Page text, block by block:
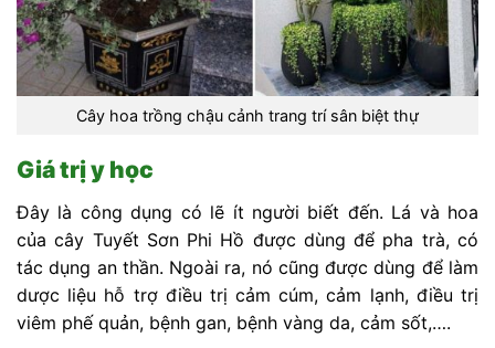
Cây hoa trồng chậu cảnh trang trí sân biệt thự
Giá trị y học
Đây là công dụng có lẽ ít người biết đến. Lá và hoa
của cây Tuyết Sơn Phi Hồ được dùng để pha trà, có
tác dụng an thần. Ngoài ra, nó cũng được dùng để làm
dược liệu hỗ trợ điều trị cảm cúm, cảm lạnh, điều trị
viêm phế quản, bệnh gan, bệnh vàng da, cảm sốt,….